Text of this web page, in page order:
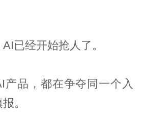
已经开始抢人了。
产品，都在争夺同一个入
。